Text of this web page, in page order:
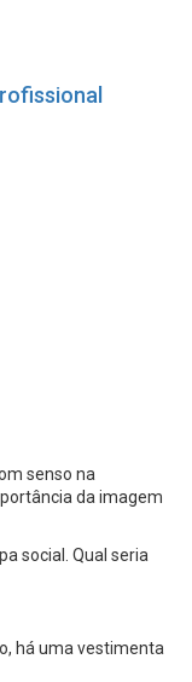
senso na
da imagem
social. Qual seria
há uma vestimenta